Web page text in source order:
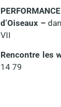
d’Oiseaux –
VII
Rencontre les
14 79